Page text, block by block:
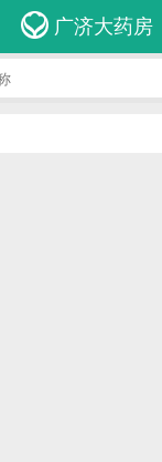
广济大药房